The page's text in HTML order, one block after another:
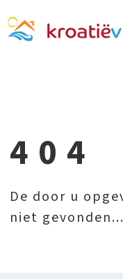
404
De door u
niet gevonden...